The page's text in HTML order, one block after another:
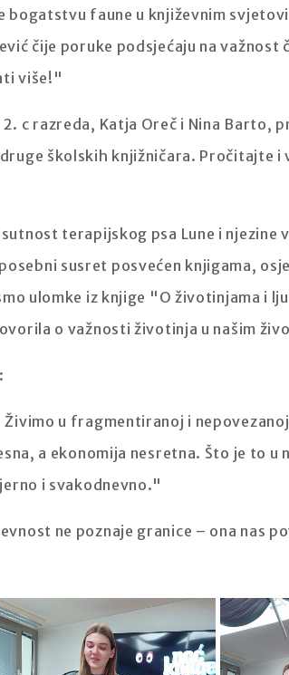
bogatstvu faune u književnim
čije poruke podsjećaju na važnost
više!"
c razreda, Katja Oreč i Nina Barto,
školskih knjižničara. Pročitajte i
terapijskog psa Lune i njezine
susret posvećen knjigama,
ulomke iz knjige "O životinjama i
o važnosti životinja u našim
u fragmentiranoj i
a ekonomija nesretna. Što je to u
i svakodnevno."
ne poznaje granice – ona nas